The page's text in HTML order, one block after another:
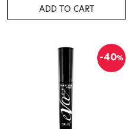
ADD TO CART
-40%